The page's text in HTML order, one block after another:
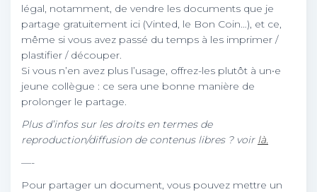
légal, notamment, de vendre les documents que je
partage gratuitement ici (Vinted, le Bon Coin…), et ce,
même si vous avez passé du temps à les imprimer /
plastifier / découper.
Si vous n’en avez plus l’usage, offrez-les plutôt à un•e
jeune collègue : ce sera une bonne manière de
prolonger le partage.
Plus d’infos sur les droits en termes de
reproduction/diffusion de contenus libres ? voir là.
—-
Pour partager un document, vous pouvez mettre un